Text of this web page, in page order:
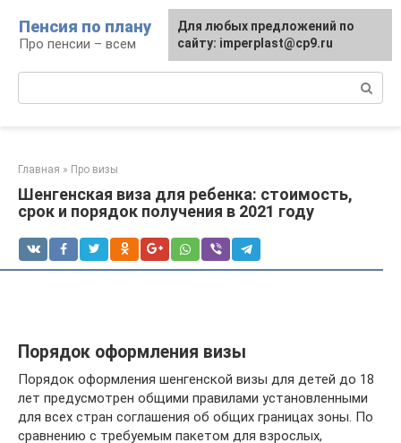
контенту
Пенсия по плану
Про пенсии – всем
Главная » Про визы
Шенгенская виза для ребенка: стоимость,
срок и порядок получения в 2021 году
Порядок оформления визы
Порядок оформления шенгенской визы для детей до 18
лет предусмотрен общими правилами установленными
для всех стран соглашения об общих границах зоны. По
сравнению с требуемым пакетом для взрослых,
Для любых предложений по
сайту: imperplast@cp9.ru